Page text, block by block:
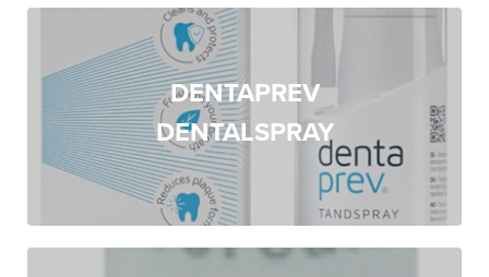
DENTAPREV
DENTALSPRAY